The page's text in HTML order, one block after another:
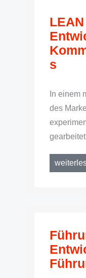
s
In einem
des